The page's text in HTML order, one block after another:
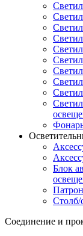
Блок
Столб/
Соединение и